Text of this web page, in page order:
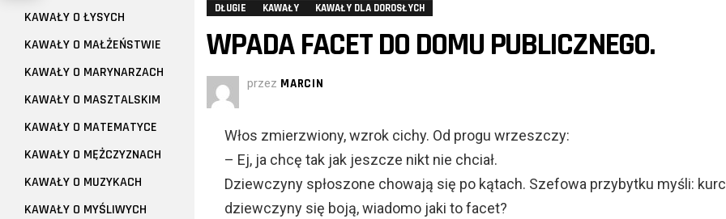
DŁUGIE KAWAŁY KAWAŁY DLA DOROSŁYCH
WPADA FACET DO DOMU PUBLICZNEGO.
przez MARCIN
Włos zmierzwiony, wzrok cichy. Od progu wrzeszczy:
– Ej, ja chcę tak jak jeszcze nikt nie chciał.
Dziewczyny spłoszone chowają się po kątach. Szefowa przybytku myśli:
dziewczyny się boją, wiadomo jaki to facet?
KAWAŁY O ŁYSYCH
KAWAŁY O MAŁŻEŃSTWIE
KAWAŁY O MARYNARZACH
KAWAŁY O MASZTALSKIM
KAWAŁY O MATEMATYCE
KAWAŁY O MĘŻCZYZNACH
KAWAŁY O MUZYKACH
KAWAŁY O MYŚLIWYCH